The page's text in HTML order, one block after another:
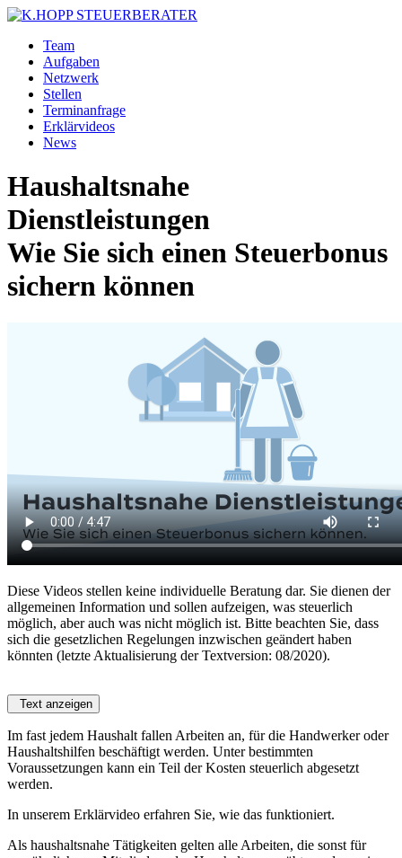
Team
Aufgaben
Netzwerk
Stellen
Terminanfrage
Erklärvideos
News
Haushaltsnahe
Dienstleistungen
Wie Sie sich einen Steuerbonus
sichern können
Diese Videos stellen keine individuelle Beratung dar. Sie dienen der
allgemeinen Information und sollen aufzeigen, was steuerlich
möglich, aber auch was nicht möglich ist. Bitte beachten Sie, dass
sich die gesetzlichen Regelungen inzwischen geändert haben
könnten (letzte Aktualisierung der Textversion: 08/2020).
Text anzeigen
Im fast jedem Haushalt fallen Arbeiten an, für die Handwerker oder
Haushaltshilfen beschäftigt werden. Unter bestimmten
Voraussetzungen kann ein Teil der Kosten steuerlich abgesetzt
werden.
In unserem Erklärvideo erfahren Sie, wie das funktioniert.
Als haushaltsnahe Tätigkeiten gelten alle Arbeiten, die sonst für